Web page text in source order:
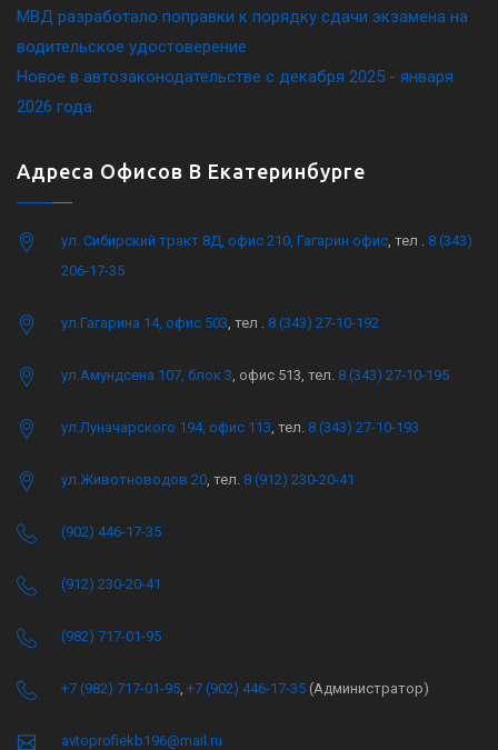
МВД разработало поправки к порядку сдачи экзамена на
водительское удостоверение
Новое в автозаконодательстве с декабря 2025 - января
2026 года
Адреса Офисов В Екатеринбурге
ул. Сибирский тракт 8Д, офис 210, Гагарин офис , тел . 8 (343)
206-17-35
ул.Гагарина 14, офис 503 , тел . 8 (343) 27-10-192
ул.Амундсена 107, блок 3 , офис 513, тел. 8 (343) 27-10-195
ул.Луначарского 194, офис 113 , тел. 8 (343) 27-10-193
ул.Животноводов 20 , тел. 8 (912) 230-20-41
(902) 446-17-35
(912) 230-20-41
(982) 717-01-95
+7 (982) 717-01-95 +7 (902) 446-17-35 (Администратор)
avtoprofiekb196@mail.ru